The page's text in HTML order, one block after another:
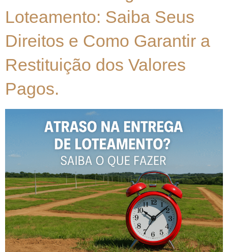
Loteamento: Saiba Seus
Direitos e Como Garantir a
Restituição dos Valores
Pagos.